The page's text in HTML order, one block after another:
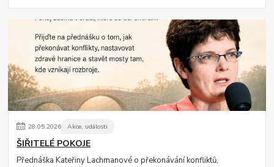
28.05.2026 Akce, události
ŠIŘITELÉ POKOJE
Přednáška Kateřiny Lachmanové o překonávání konfliktů,